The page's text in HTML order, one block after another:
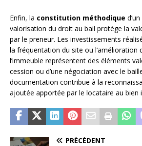
Enfin, la constitution méthodique
valorisation du droit au bail protège la
par le preneur. Les investissements
la fréquentation du site ou l’amélioration
l’immeuble représentent des éléments
cession ou d’une négociation avec le
documentation contribue à la
ajoutée apportée par le locataire au bien
PRÉCÉDENT